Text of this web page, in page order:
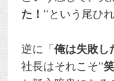
た！ ‘‘という尾ひ
逆に「 俺は失敗し
社長はそれこそ‘‘